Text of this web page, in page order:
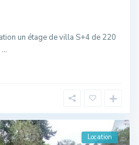
un étage de villa S+4 de 220
...
Location